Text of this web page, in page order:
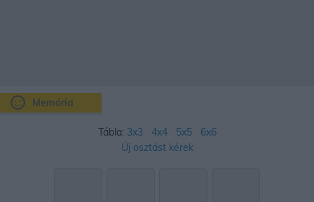
Memória
Tábla: 3x3 4x4 5x5
6x6
Új osztást kérek